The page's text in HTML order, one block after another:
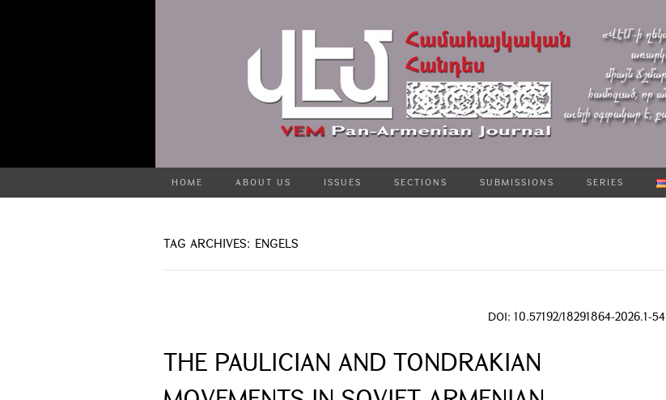
HOME ABOUT US ISSUES SECTIONS SUBMISSIONS SERIES
TAG ARCHIVES: ENGELS
DOI: 10.57192/18291864-2026.1-54
THE PAULICIAN AND TONDRAKIAN